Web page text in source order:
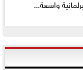
برلمانية واسعة...